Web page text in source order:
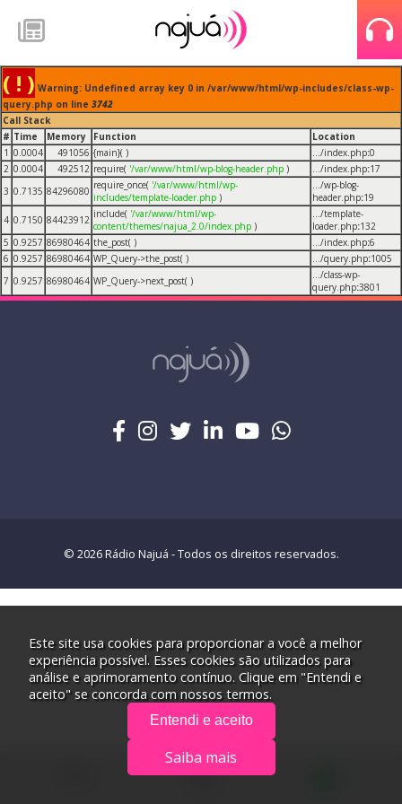
( ! ) Warning: Undefined array key 0 in /var/www/html/wp-includes/class-wp-
query.php on line 3742
Call Stack
# Time Memory Function
Location
1 0.0004 491056 {main}( ) .../index.php:0
2 0.0004 492512 require( '/var/www/html/wp-blog-header.php ) .../index.php:17
3 0.7135 84296080 require_once( '/var/www/html/wp-
includes/template-loader.php )
.../wp-blog-
header.php:19
4 0.7150 84423912 include( '/var/www/html/wp-
content/themes/najua_2.0/index.php )
.../template-
loader.php:132
5 0.9257 86980464 the_post( ) .../index.php:6
6 0.9257 86980464 WP_Query->the_post( ) .../query.php:1005
7 0.9257 86980464 WP_Query->next_post( )
.../class-wp-
query.php:3801
© 2026 Rádio Najuá - Todos os direitos reservados.
Este site usa cookies para proporcionar a você a melhor
experiência possível. Esses cookies são utilizados para
análise e aprimoramento contínuo. Clique em "Entendi e
aceito" se concorda com nossos termos.
Entendi e aceito
Saiba mais